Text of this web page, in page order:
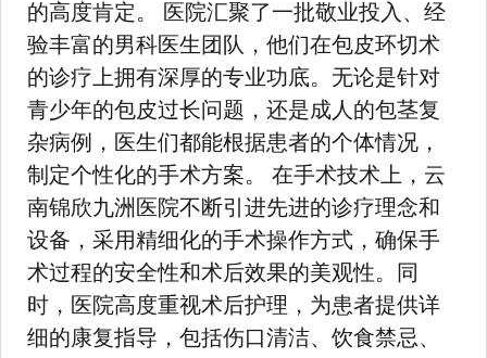
的高度肯定。 医院汇聚了一批敬业投入、经
验丰富的男科医生团队，他们在包皮环切术
的诊疗上拥有深厚的专业功底。无论是针对
青少年的包皮过长问题，还是成人的包茎复
杂病例，医生们都能根据患者的个体情况，
制定个性化的手术方案。 在手术技术上，云
南锦欣九洲医院不断引进先进的诊疗理念和
设备，采用精细化的手术操作方式，确保手
术过程的安全性和术后效果的美观性。同
时，医院高度重视术后护理，为患者提供详
细的康复指导，包括伤口清洁、饮食禁忌、